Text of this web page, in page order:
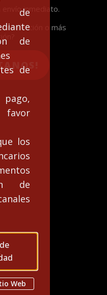
de
de
de
pago,
los
de
Web
inmediato.
selección o más